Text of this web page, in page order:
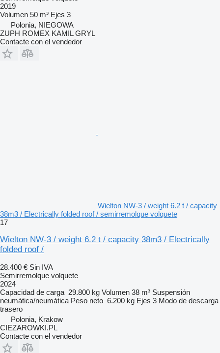
2019
Volumen 50 m³ Ejes 3
Polonia, NIEGOWA
ZUPH ROMEX KAMIL GRYL
Contacte con el vendedor
Wielton NW-3 / weight 6.2 t / capacity
38m3 / Electrically folded roof / semirremolque volquete
17
Wielton NW-3 / weight 6.2 t / capacity 38m3 / Electrically
folded roof /
28.400 € Sin IVA
Semirremolque volquete
2024
Capacidad de carga 29.800 kg Volumen 38 m³ Suspensión
neumática/neumática Peso neto 6.200 kg Ejes 3 Modo de descarga
trasero
Polonia, Krakow
CIEZAROWKI.PL
Contacte con el vendedor